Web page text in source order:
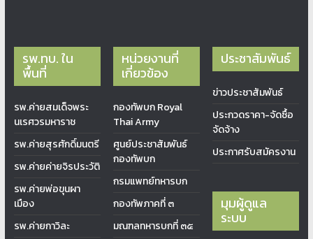
รพ.ทบ. ใน
พื้นที่
รพ.ค่ายสมเด็จพระ
นเรศวรมหาราช
รพ.ค่ายสุรศักดิ์มนตรี
รพ.ค่ายค่ายจิรประวัติ
รพ.ค่ายพ่อขุนผา
เมือง
รพ.ค่ายกาวิละ
หน่วยงานที่
เกี่ยวข้อง
กองทัพบก Royal
Thai Army
ศูนย์ประชาสัมพันธ์
กองทัพบก
กรมแพทย์ทหารบก
กองทัพภาคที่ ๓
มณฑลทหารบกที่ ๓๕
ประชาสัมพันธ์
ข่าวประชาสัมพันธ์
ประกวดราคา-จัดซื้อ
จัดจ้าง
ประกาศรับสมัครงาน
มุมผู้ดูแล
ระบบ